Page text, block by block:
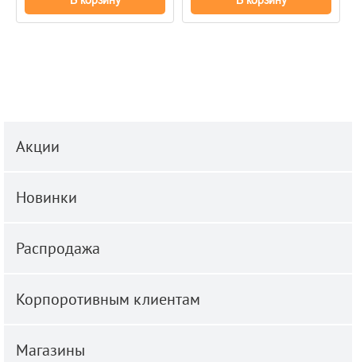
Акции
Новинки
Распродажа
Корпоротивным клиентам
Магазины